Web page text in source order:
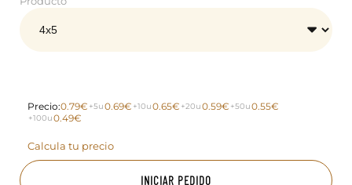
Precio:0.79€ +5u0.69€ +10u0.65€ +20u0.59€ +50u0.55€
+100u0.49€
Calcula tu precio
INICIAR PEDIDO